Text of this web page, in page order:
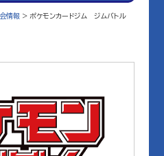
情報 > ポケモンカードジム ジムバトル